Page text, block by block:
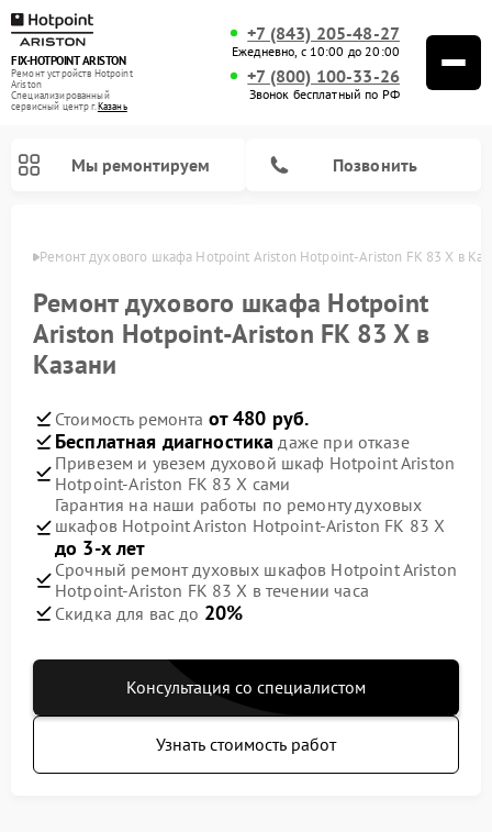
FIX-HOTPOINT ARISTON
Ремонт устройств Hotpoint
Ariston
Специализированный
cервисный центр г.Казань
+7 (843) 205-48-27
Ежедневно, с 10:00 до 20:00
+7 (800) 100-33-26
Звонок бесплатный по РФ
Мы ремонтируем Позвонить
Ремонт духового шкафа Hotpoint Ariston Hotpoint-Ariston FK 83 X в
Ремонт духового шкафа Hotpoint
Ariston Hotpoint-Ariston FK 83 X в
Казани
Стоимость ремонта от 480 руб.
Бесплатная диагностика даже при отказе
Привезем и увезем духовой шкаф Hotpoint Ariston
Hotpoint-Ariston FK 83 X сами
Гарантия на наши работы по ремонту духовых
шкафов Hotpoint Ariston Hotpoint-Ariston FK 83 X
до 3-х лет
Срочный ремонт духовых шкафов Hotpoint Ariston
Hotpoint-Ariston FK 83 X в течении часа
Скидка для вас до 20%
Консультация со специалистом
Узнать стоимость работ